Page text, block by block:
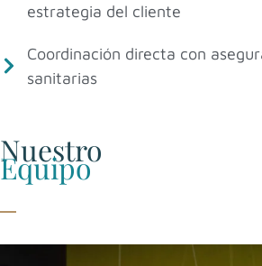
estrategia del cliente
Coordinación directa con
sanitarias
Nuestro
Equipo